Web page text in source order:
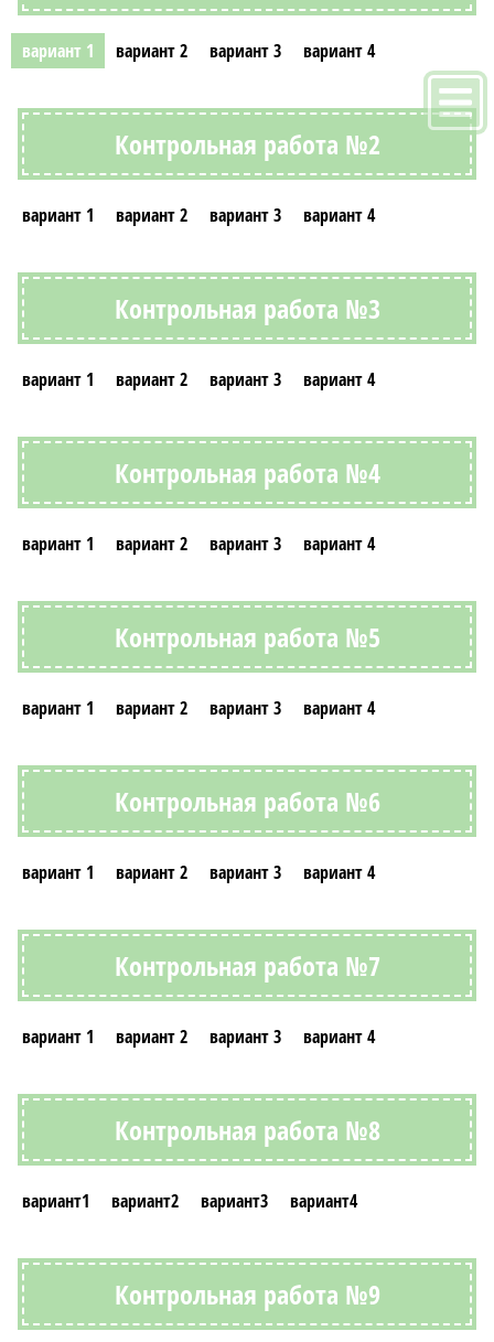
вариант 1 вариант 2 вариант 3 вариант 4
Контрольная работа №2
вариант 1 вариант 2 вариант 3 вариант 4
Контрольная работа №3
вариант 1 вариант 2 вариант 3 вариант 4
Контрольная работа №4
вариант 1 вариант 2 вариант 3 вариант 4
Контрольная работа №5
вариант 1 вариант 2 вариант 3 вариант 4
Контрольная работа №6
вариант 1 вариант 2 вариант 3 вариант 4
Контрольная работа №7
вариант 1 вариант 2 вариант 3 вариант 4
Контрольная работа №8
вариант1 вариант2 вариант3 вариант4
Контрольная работа №9